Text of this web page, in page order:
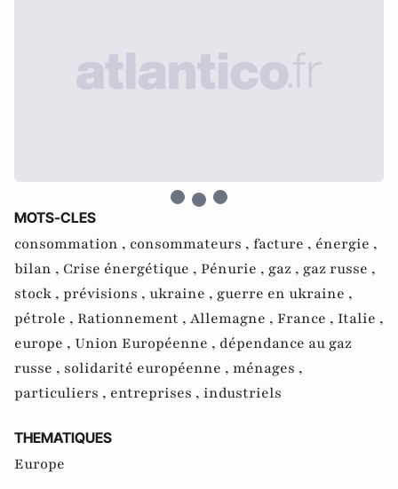
MOTS-CLES
consommation , consommateurs , facture , énergie ,
bilan , Crise énergétique , Pénurie , gaz , gaz russe ,
stock , prévisions , ukraine , guerre en ukraine ,
pétrole , Rationnement , Allemagne , France , Italie ,
europe , Union Européenne , dépendance au gaz
russe , solidarité européenne , ménages ,
particuliers , entreprises , industriels
THEMATIQUES
Europe